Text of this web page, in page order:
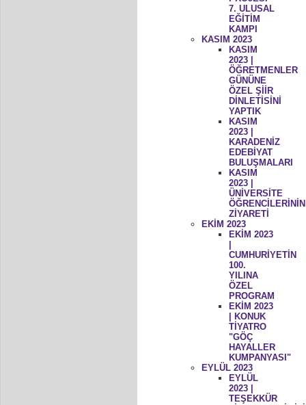
7. ULUSAL
EĞİTİM
KAMPI
KASIM 2023
KASIM
2023 |
ÖĞRETMENLER
GÜNÜNE
ÖZEL ŞİİR
DİNLETİSİNİ
YAPTIK
KASIM
2023 |
KARADENİZ
EDEBİYAT
BULUŞMALARI
KASIM
2023 |
ÜNİVERSİTE
ÖĞRENCİLERİNİN
ZİYARETİ
EKİM 2023
EKİM 2023
CUMHURİYETİN
100.
YILINA
ÖZEL
PROGRAM
EKİM 2023
| KONUK
TİYATRO
"GÖÇ
HAYALLER
KUMPANYASI"
EYLÜL 2023
EYLÜL
2023 |
TEŞEKKÜR